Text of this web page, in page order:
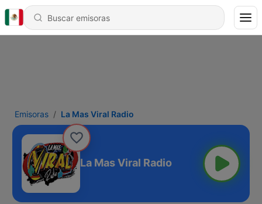
Emisoras La Mas Viral Radio
La Mas Viral Radio